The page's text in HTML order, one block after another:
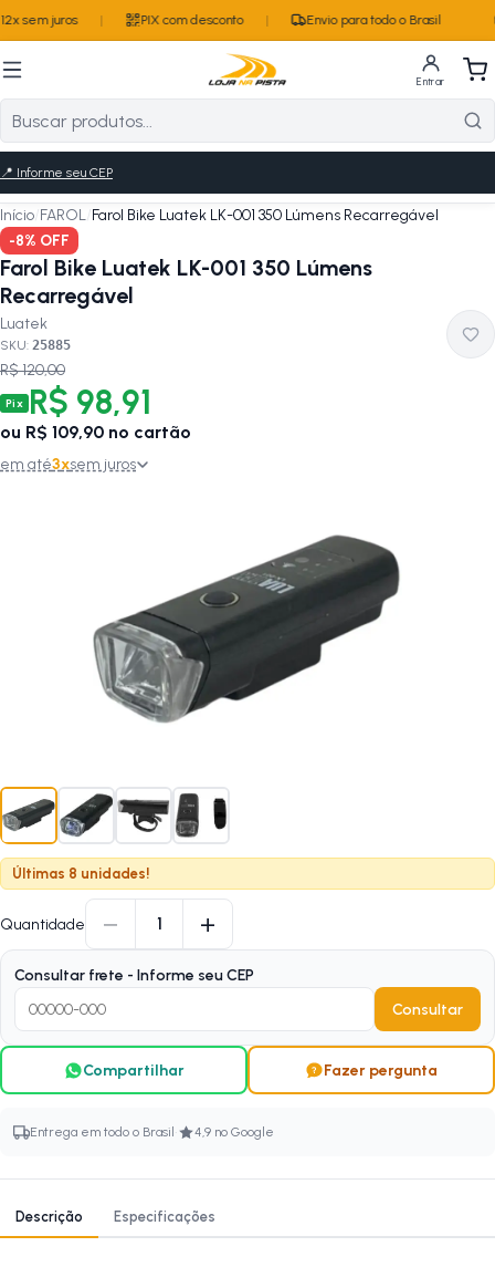
sem juros PIX com desconto Envio para todo o Brasil
Entrar
📍 Informe seu CEP
Início/FAROL/Farol Bike Luatek LK-001 350 Lúmens Recarregável
-8% OFF
Farol Bike Luatek LK-001 350 Lúmens
Recarregável
Luatek
SKU: 25885
R$ 120,00
Pix R$ 98,91
ou R$ 109,90 no cartão
em até3xsem juros
Últimas 8 unidades!
Quantidade − 1 +
Consultar frete - Informe seu CEP
Consultar
Compartilhar Fazer pergunta
Entrega em todo o Brasil · 4,9 no Google
Descrição Especificações